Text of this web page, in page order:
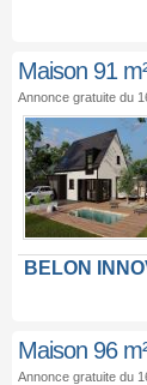
Maison 91
Annonce gratuite du
BELON
Maison 96
Annonce gratuite du